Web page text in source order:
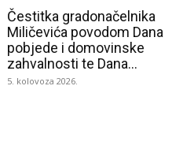
Čestitka gradonačelnika
Miličevića povodom Dana
pobjede i domovinske
zahvalnosti te Dana...
5. kolovoza 2026.